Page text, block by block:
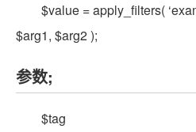
$value = apply_filters(
$arg1, $arg2 );
参数;
$tag